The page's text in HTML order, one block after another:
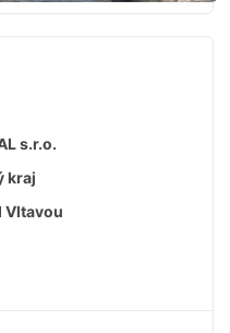
s.r.o.
kraj
Vltavou